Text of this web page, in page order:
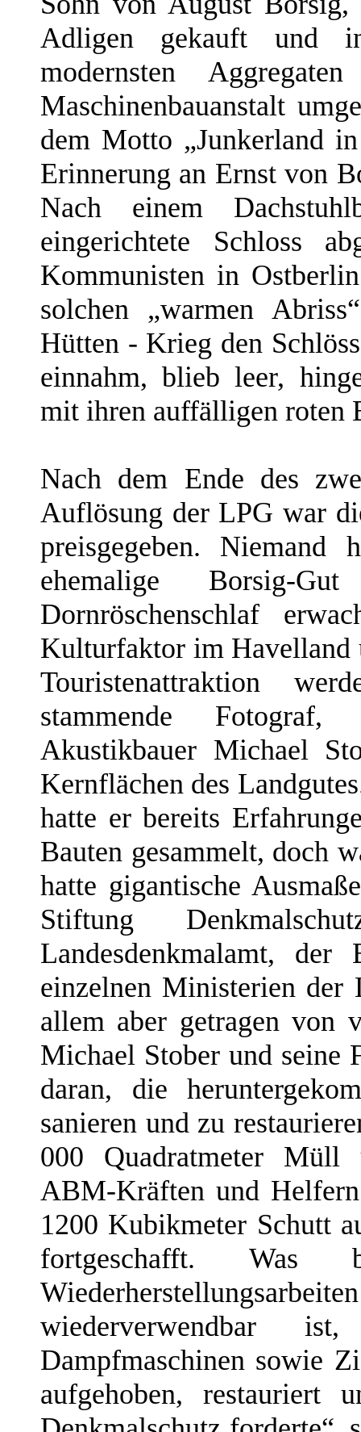
Adligen gekauft und
modernsten
Maschinenbauanstalt
dem Motto „Junkerland
Erinnerung an Ernst von
Nach einem
eingerichtete Schloss
Kommunisten in
solchen „warmen
Hütten - Krieg den
einnahm, blieb leer,
mit ihren auffälligen roten
Nach dem Ende des
Auflösung der LPG war
preisgegeben. Niemand
ehemalige Borsig-
Dornröschenschlaf
Kulturfaktor im Havelland
Touristenattraktion
stammende
Akustikbauer Michael
Kernflächen des
hatte er bereits
Bauten gesammelt, doch
hatte gigantische
Stiftung
Landesdenkmalamt,
einzelnen Ministerien der
allem aber getragen von
Michael Stober und seine
daran, die
sanieren und zu
000 Quadratmeter
ABM-Kräften und
1200 Kubikmeter Schutt
fortgeschafft.
wiederverwendbar
Dampfmaschinen sowie
aufgehoben, restauriert